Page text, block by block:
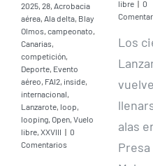
2025, 28, Acrobacia
aérea, Ala delta, Blay
Olmos, campeonato,
Canarias,
competición,
Deporte, Evento
aéreo, FAI2, inside,
internacional,
Lanzarote, loop,
looping, Open, Vuelo
libre, XXVIII | 0
Comentarios
libre | 0
Los
alas
Presa